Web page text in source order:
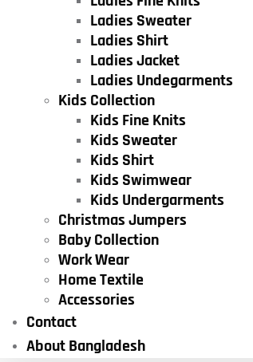
Ladies Sweater
Ladies Shirt
Ladies Jacket
Ladies Undegarments
Kids Collection
Kids Fine Knits
Kids Sweater
Kids Shirt
Kids Swimwear
Kids Undergarments
Christmas Jumpers
Baby Collection
Work Wear
Home Textile
Accessories
Contact
About Bangladesh